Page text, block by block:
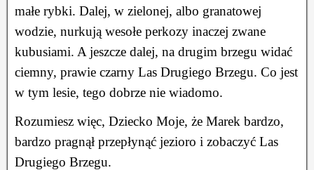
małe rybki. Dalej, w zielonej, albo granatowej
wodzie, nurkują wesołe perkozy inaczej zwane
kubusiami. A jeszcze dalej, na drugim brzegu widać
ciemny, prawie czarny Las Drugiego Brzegu. Co jest
w tym lesie, tego dobrze nie wiadomo.
Rozumiesz więc, Dziecko Moje, że Marek bardzo,
bardzo pragnął przepłynąć jezioro i zobaczyć Las
Drugiego Brzegu.